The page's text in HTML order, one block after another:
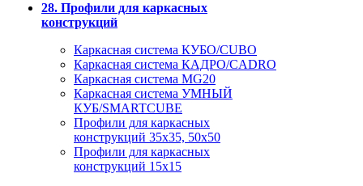
28. Профили для каркасных
конструкций
Каркасная система КУБО/CUBO
Каркасная система КАДРО/CADRO
Каркасная система MG20
Каркасная система УМНЫЙ
КУБ/SMARTCUBE
Профили для каркасных
конструкций 35x35, 50x50
Профили для каркасных
конструкций 15х15